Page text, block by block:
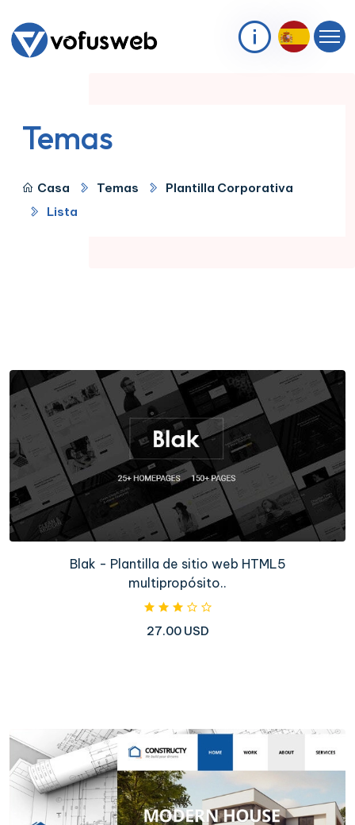
Temas
Casa Temas
Plantilla Corporativa
Lista
Blak - Plantilla de sitio web HTML5
multipropósito..
27.00 USD